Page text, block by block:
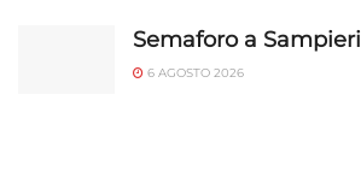
Semaforo a Sampieri
6 AGOSTO 2026